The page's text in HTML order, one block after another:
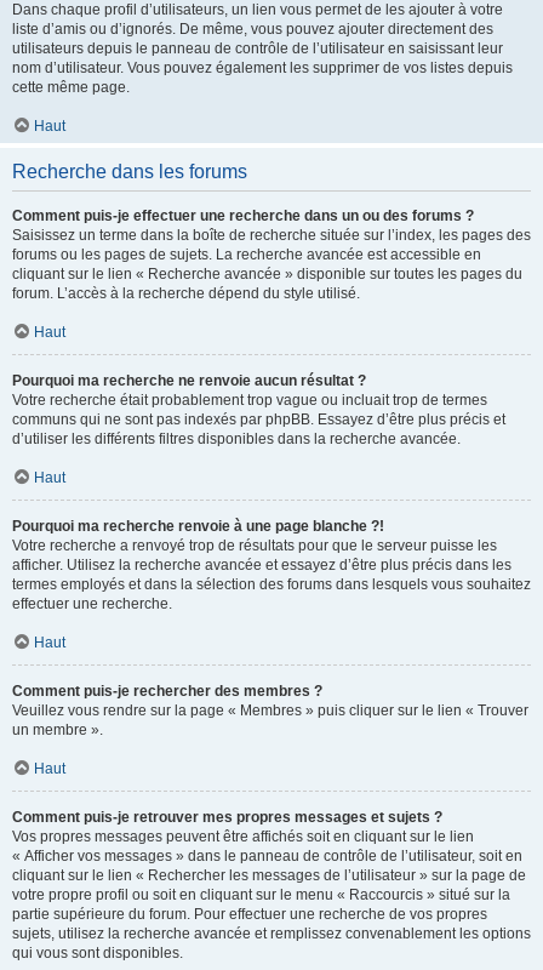
Dans chaque profil d’utilisateurs, un lien vous permet de les ajouter à votre
liste d’amis ou d’ignorés. De même, vous pouvez ajouter directement des
utilisateurs depuis le panneau de contrôle de l’utilisateur en saisissant leur
nom d’utilisateur. Vous pouvez également les supprimer de vos listes depuis
cette même page.
Haut
Recherche dans les forums
Comment puis-je effectuer une recherche dans un ou des forums ?
Saisissez un terme dans la boîte de recherche située sur l’index, les pages des
forums ou les pages de sujets. La recherche avancée est accessible en
cliquant sur le lien « Recherche avancée » disponible sur toutes les pages du
forum. L’accès à la recherche dépend du style utilisé.
Haut
Pourquoi ma recherche ne renvoie aucun résultat ?
Votre recherche était probablement trop vague ou incluait trop de termes
communs qui ne sont pas indexés par phpBB. Essayez d’être plus précis et
d’utiliser les différents filtres disponibles dans la recherche avancée.
Haut
Pourquoi ma recherche renvoie à une page blanche ?!
Votre recherche a renvoyé trop de résultats pour que le serveur puisse les
afficher. Utilisez la recherche avancée et essayez d’être plus précis dans les
termes employés et dans la sélection des forums dans lesquels vous souhaitez
effectuer une recherche.
Haut
Comment puis-je rechercher des membres ?
Veuillez vous rendre sur la page « Membres » puis cliquer sur le lien « Trouver
un membre ».
Haut
Comment puis-je retrouver mes propres messages et sujets ?
Vos propres messages peuvent être affichés soit en cliquant sur le lien
« Afficher vos messages » dans le panneau de contrôle de l’utilisateur, soit en
cliquant sur le lien « Rechercher les messages de l’utilisateur » sur la page de
votre propre profil ou soit en cliquant sur le menu « Raccourcis » situé sur la
partie supérieure du forum. Pour effectuer une recherche de vos propres
sujets, utilisez la recherche avancée et remplissez convenablement les options
qui vous sont disponibles.